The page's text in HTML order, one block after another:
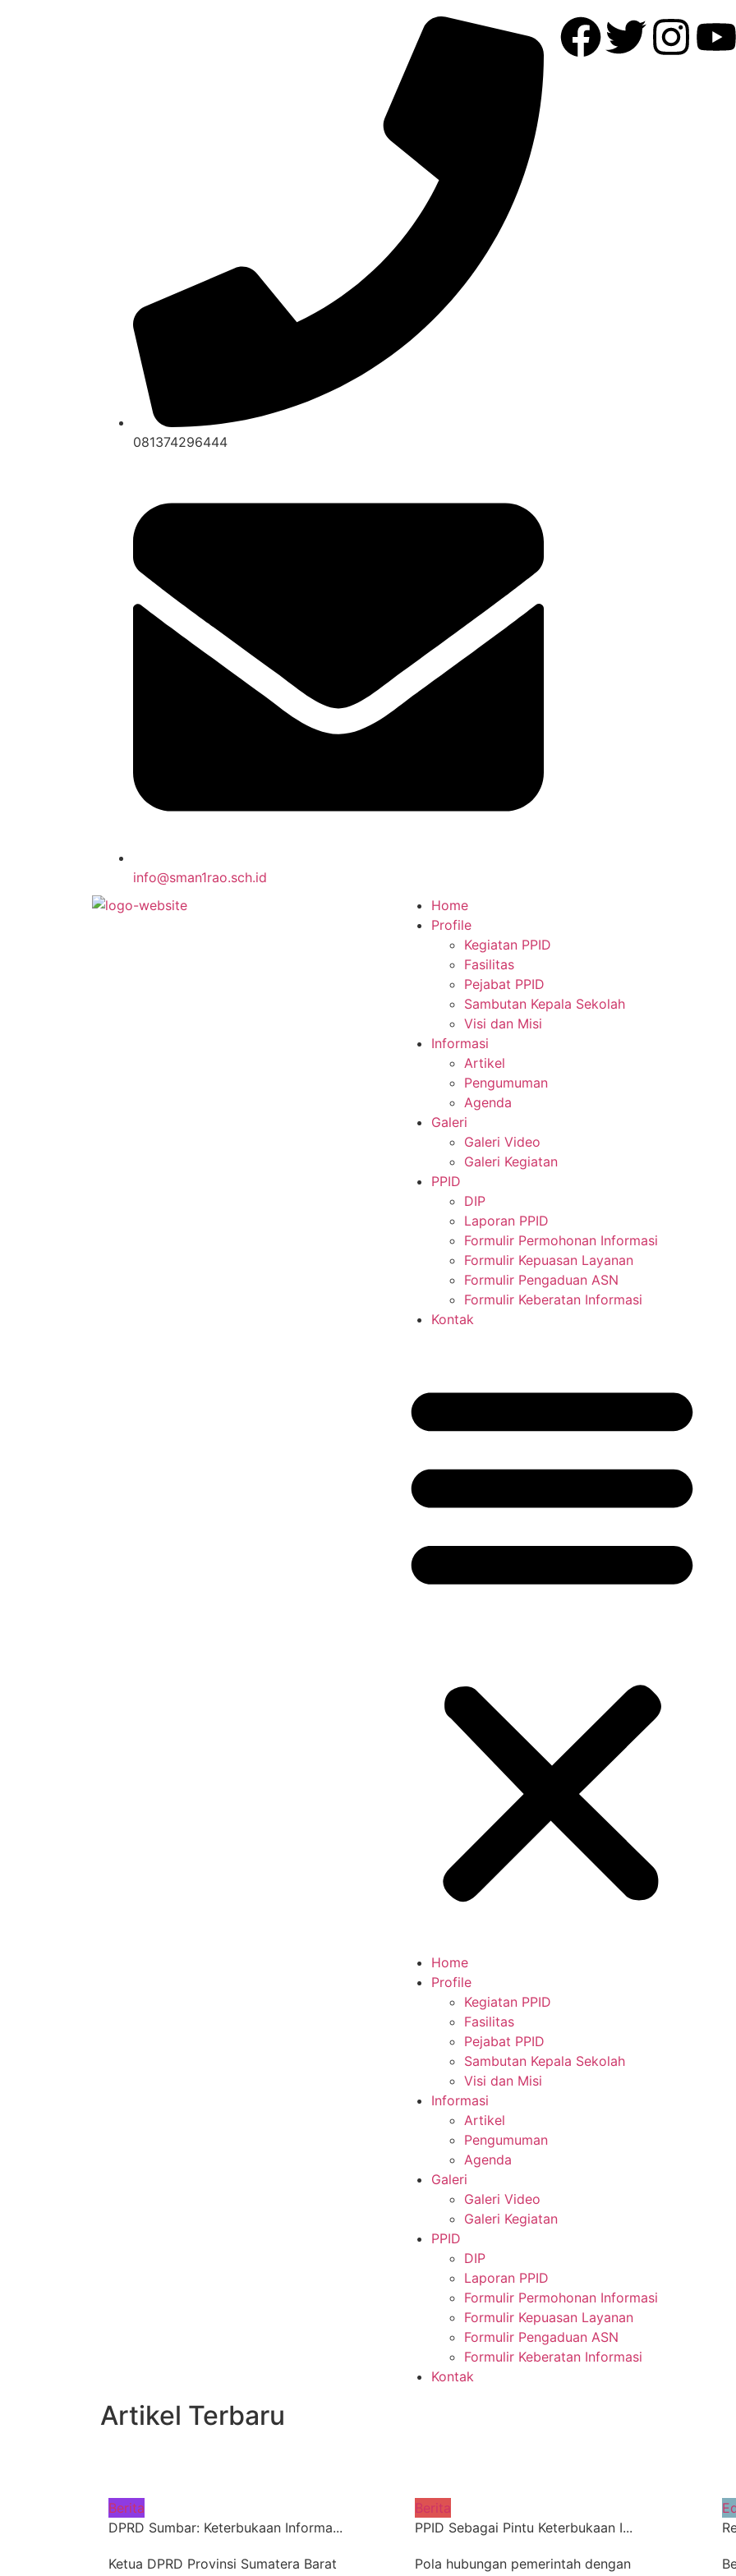
081374296444
info@sman1rao.sch.id
Home
Profile
Kegiatan PPID
Fasilitas
Pejabat PPID
Sambutan Kepala Sekolah
Visi dan Misi
Informasi
Artikel
Pengumuman
Agenda
Galeri
Galeri Video
Galeri Kegiatan
PPID
DIP
Laporan PPID
Formulir Permohonan Informasi
Formulir Kepuasan Layanan
Formulir Pengaduan ASN
Formulir Keberatan Informasi
Kontak
Home
Profile
Kegiatan PPID
Fasilitas
Pejabat PPID
Sambutan Kepala Sekolah
Visi dan Misi
Informasi
Artikel
Pengumuman
Agenda
Galeri
Galeri Video
Galeri Kegiatan
PPID
DIP
Laporan PPID
Formulir Permohonan Informasi
Formulir Kepuasan Layanan
Formulir Pengaduan ASN
Formulir Keberatan Informasi
Kontak
Artikel Terbaru
Berita
DPRD Sumbar: Keterbukaan Informa...
Ketua DPRD Provinsi Sumatera Barat
Berita
PPID Sebagai Pintu Keterbukaan I...
Pola hubungan pemerintah dengan